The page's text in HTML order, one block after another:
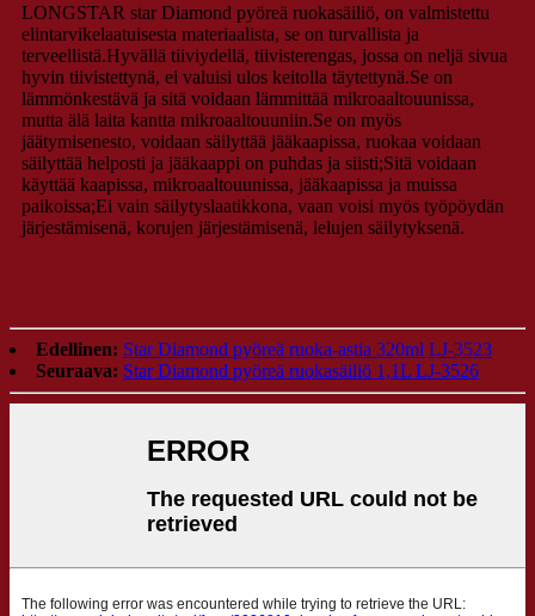
LONGSTAR star Diamond pyöreä ruokasäiliö, on valmistettu
elintarvikelaatuisesta materiaalista, se on turvallista ja
terveellistä.Hyvällä tiiviydellä, tiivisterengas, jossa on neljä sivua
hyvin tiivistettynä, ei valuisi ulos keitolla täytettynä.Se on
lämmönkestävä ja sitä voidaan lämmittää mikroaaltouunissa,
mutta älä laita kantta mikroaaltouuniin.Se on myös
jäätymisenesto, voidaan säilyttää jääkaapissa, ruokaa voidaan
säilyttää helposti ja jääkaappi on puhdas ja siisti;Sitä voidaan
käyttää kaapissa, mikroaaltouunissa, jääkaapissa ja muissa
paikoissa;Ei vain säilytyslaatikkona, vaan voisi myös työpöydän
järjestämisenä, korujen järjestämisenä, lelujen säilytyksenä.
Edellinen: Star Diamond pyöreä ruoka-astia 320ml LJ-3523
Seuraava: Star Diamond pyöreä ruokasäiliö 1,1L LJ-3526